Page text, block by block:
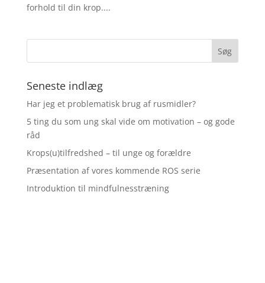
forhold til din krop....
Seneste indlæg
Har jeg et problematisk brug af rusmidler?
5 ting du som ung skal vide om motivation – og gode
råd
Krops(u)tilfredshed – til unge og forældre
Præsentation af vores kommende ROS serie
Introduktion til mindfulnesstræning